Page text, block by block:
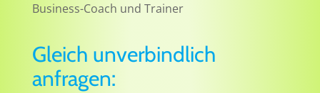
Business-Coach und Trainer
Gleich unverbindlich
anfragen: